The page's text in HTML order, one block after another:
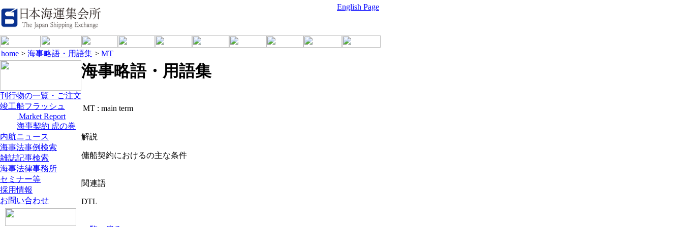
English Page
home > 海事略語・用語集 > MT
刊行物の一覧・ご注文
竣工船フラッシュ
Market Report
海事契約 虎の巻
内航ニュース
海事法事例検索
雑誌記事検索
海事法律事務所
セミナー等
採用情報
お問い合わせ
海事略語・用語集
MT : main term
解説
傭船契約におけるの主な条件
関連語
DTL